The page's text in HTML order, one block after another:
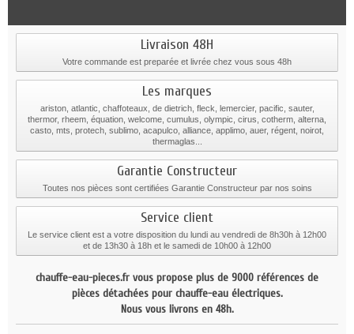
Livraison 48H
Votre commande est preparée et livrée chez vous sous 48h
Les marques
ariston, atlantic, chaffoteaux, de dietrich, fleck, lemercier, pacific, sauter,
thermor, rheem, équation, welcome, cumulus, olympic, cirus, cotherm, alterna,
casto, mts, protech, sublimo, acapulco, alliance, applimo, auer, régent, noirot,
thermaglas...
Garantie Constructeur
Toutes nos pièces sont certifiées Garantie Constructeur par nos soins
Service client
Le service client est a votre disposition du lundi au vendredi de 8h30h à 12h00
et de 13h30 à 18h et le samedi de 10h00 à 12h00
chauffe-eau-pieces.fr vous propose plus de 9000 références de
pièces détachées pour chauffe-eau électriques.
Nous vous livrons en 48h.